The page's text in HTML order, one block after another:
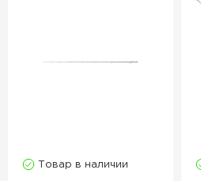
Товар в наличии